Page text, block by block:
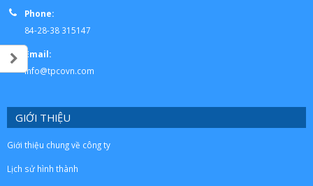
Phone:
84-28-38 315147
Email:
info@tpcovn.com
GIỚI THIỆU
Giới thiệu chung về công ty
Lịch sử hình thành